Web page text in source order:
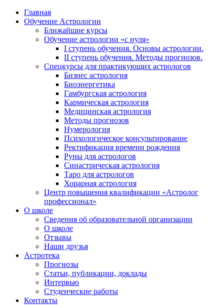
Главная
Обучение Астрологии
Ближайшие курсы
Обучение астрологии «с нуля»
I ступень обучения. Основы астрологии.
II ступень обучения. Методы прогнозов.
Спецкурсы для практикующих астрологов
Бизнес астрология
Биоэнергетика
Гамбургская астрология
Кармическая астрология
Медицинская астрология
Методы прогнозов
Нумерология
Психологическое консультирование
Ректификация времени рождения
Руны для астрологов
Синастрическая астрология
Таро для астрологов
Хорарная астрология
Центр повышения квалификации «Астролог
профессионал»
О школе
Сведения об образовательной организации
О школе
Отзывы
Наши друзья
Астротека
Прогнозы
Статьи, публикации, доклады
Интервью
Студенческие работы
Контакты